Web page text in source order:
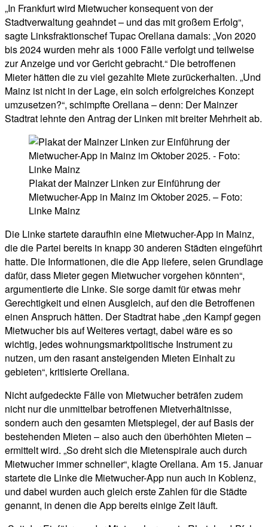
„In Frankfurt wird Mietwucher konsequent von der
Stadtverwaltung geahndet – und das mit großem Erfolg“,
sagte Linksfraktionschef Tupac Orellana damals: „Von 2020
bis 2024 wurden mehr als 1000 Fälle verfolgt und teilweise
zur Anzeige und vor Gericht gebracht.“ Die betroffenen
Mieter hätten die zu viel gezahlte Miete zurückerhalten. „Und
Mainz ist nicht in der Lage, ein solch erfolgreiches Konzept
umzusetzen?“, schimpfte Orellana – denn: Der Mainzer
Stadtrat lehnte den Antrag der Linken mit breiter Mehrheit ab.
Plakat der Mainzer Linken zur Einführung der
Mietwucher-App in Mainz im Oktober 2025. – Foto:
Linke Mainz
Die Linke startete daraufhin eine Mietwucher-App in Mainz,
die die Partei bereits in knapp 30 anderen Städten eingeführt
hatte. Die Informationen, die die App liefere, seien Grundlage
dafür, dass Mieter gegen Mietwucher vorgehen könnten“,
argumentierte die Linke. Sie sorge damit für etwas mehr
Gerechtigkeit und einen Ausgleich, auf den die Betroffenen
einen Anspruch hätten. Der Stadtrat habe „den Kampf gegen
Mietwucher bis auf Weiteres vertagt, dabei wäre es so
wichtig, jedes wohnungsmarktpolitische Instrument zu
nutzen, um den rasant ansteigenden Mieten Einhalt zu
gebieten“, kritisierte Orellana.
Nicht aufgedeckte Fälle von Mietwucher beträfen zudem
nicht nur die unmittelbar betroffenen Mietverhältnisse,
sondern auch den gesamten Mietspiegel, der auf Basis der
bestehenden Mieten – also auch den überhöhten Mieten –
ermittelt wird. „So dreht sich die Mietenspirale auch durch
Mietwucher immer schneller“, klagte Orellana. Am 15. Januar
startete die Linke die Mietwucher-App nun auch in Koblenz,
und dabei wurden auch gleich erste Zahlen für die Städte
genannt, in denen die App bereits einige Zeit läuft.